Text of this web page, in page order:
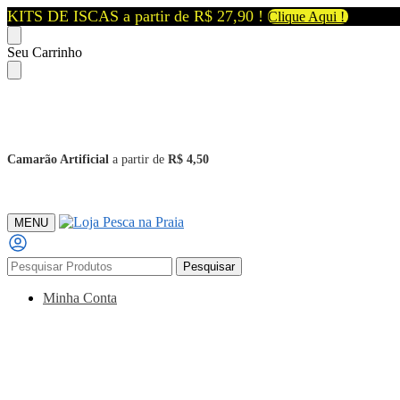
KITS DE ISCAS a partir de R$ 27,90 ! Clique Aqui !
Skip
to
navigation
Skip
to
content
Seu Carrinho
Camarão Artificial a partir de R$ 4,50
MENU
Pesquisar
por:
Pesquisar
Minha Conta